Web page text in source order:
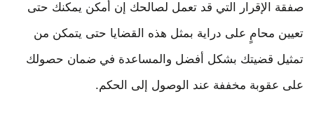
صفقة الإقرار التي قد تعمل لصالحك إن أمكن يمكنك حتى
تعيين محامٍ على دراية بمثل هذه القضايا حتى يتمكن من
تمثيل قضيتك بشكل أفضل والمساعدة في ضمان حصولك
على عقوبة مخففة عند الوصول إلى الحكم.